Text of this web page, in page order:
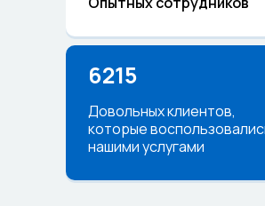
6215
Довольных клиентов,
которые
нашими услугами